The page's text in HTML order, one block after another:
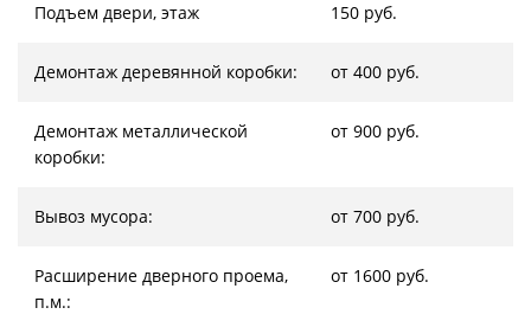
Подъем двери, этаж 150 руб.
Демонтаж деревянной коробки: от 400 руб.
Демонтаж металлической
коробки:
от 900 руб.
Вывоз мусора: от 700 руб.
Расширение дверного проема,
п.м.:
от 1600 руб.